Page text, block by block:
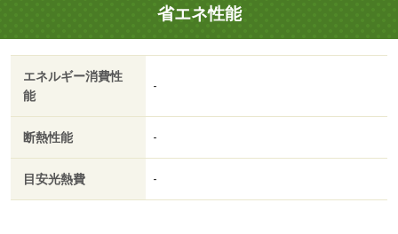
省エネ性能
エネルギー消費性
能
-
断熱性能 -
目安光熱費 -